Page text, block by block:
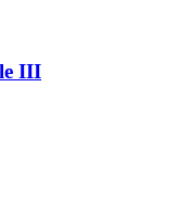
III